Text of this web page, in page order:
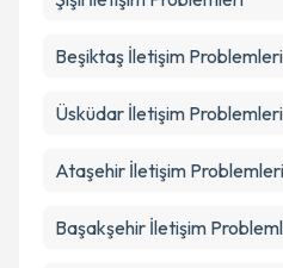
Beşiktaş İletişim Problemleri
Üsküdar İletişim Problemleri
Ataşehir İletişim Problemleri
Başakşehir İletişim